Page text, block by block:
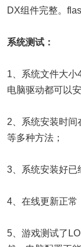
DX组件完整。
系统测试：
1、系统文件大小
电脑驱动都可以安
2、系统安装时间
等多种方法；
3、系统安装好已
4、在线更新正常
5、游戏测试了